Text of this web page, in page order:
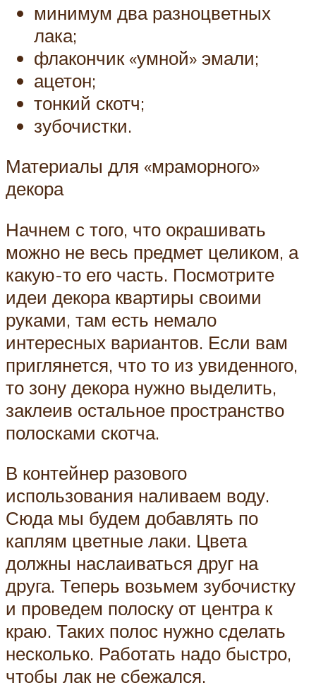
минимум два разноцветных
лака;
флакончик «умной» эмали;
ацетон;
тонкий скотч;
зубочистки.
Материалы для «мраморного»
декора
Начнем с того, что окрашивать
можно не весь предмет целиком, а
какую-то его часть. Посмотрите
идеи декора квартиры своими
руками, там есть немало
интересных вариантов. Если вам
приглянется, что то из увиденного,
то зону декора нужно выделить,
заклеив остальное пространство
полосками скотча.
В контейнер разового
использования наливаем воду.
Сюда мы будем добавлять по
каплям цветные лаки. Цвета
должны наслаиваться друг на
друга. Теперь возьмем зубочистку
и проведем полоску от центра к
краю. Таких полос нужно сделать
несколько. Работать надо быстро,
чтобы лак не сбежался.